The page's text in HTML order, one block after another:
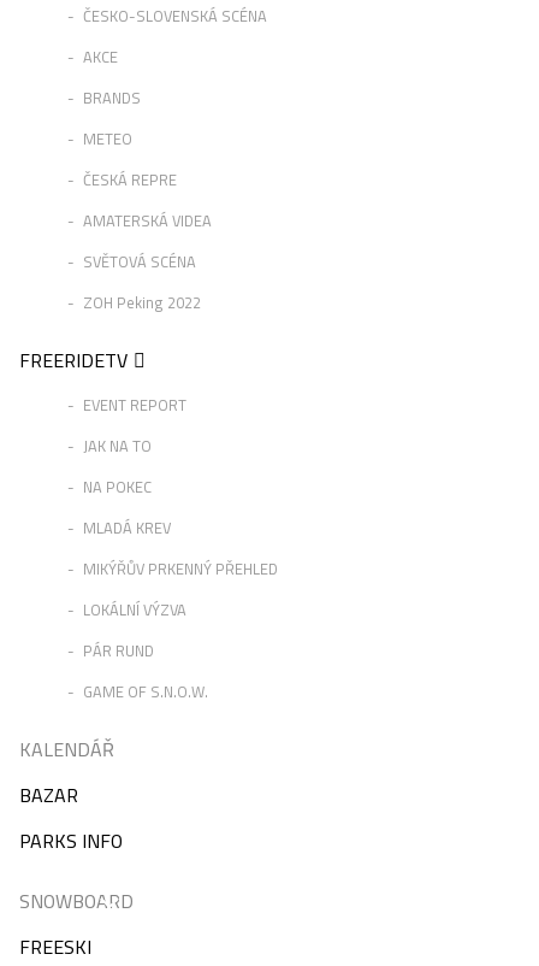
ČESKO-SLOVENSKÁ SCÉNA
AKCE
BRANDS
METEO
ČESKÁ REPRE
AMATERSKÁ VIDEA
SVĚTOVÁ SCÉNA
ZOH Peking 2022
FREERIDETV
EVENT REPORT
JAK NA TO
NA POKEC
MLADÁ KREV
MIKÝŘŮV PRKENNÝ PŘEHLED
LOKÁLNÍ VÝZVA
PÁR RUND
GAME OF S.N.O.W.
KALENDÁŘ
BAZAR
PARKS INFO
SNOWBOARD
FREESKI